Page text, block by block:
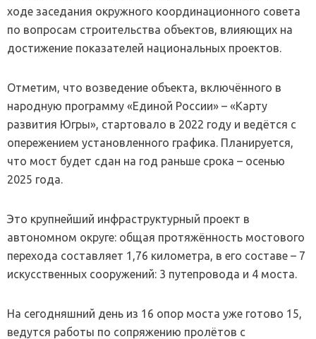
ходе заседания окружного координационного совета
по вопросам строительства объектов, влияющих на
достижение показателей национальных проектов.
Отметим, что возведение объекта, включённого в
народную программу «Единой России» – «Карту
развития Югры», стартовало в 2022 году и ведётся с
опережением установленного графика. Планируется,
что мост будет сдан на год раньше срока – осенью
2025 года.
Это крупнейший инфраструктурный проект в
автономном округе: общая протяжённость мостового
перехода составляет 1,76 километра, в его составе – 7
искусственных сооружений: 3 путепровода и 4 моста.
На сегодняшний день из 16 опор моста уже готово 15,
ведутся работы по сопряжению пролётов с